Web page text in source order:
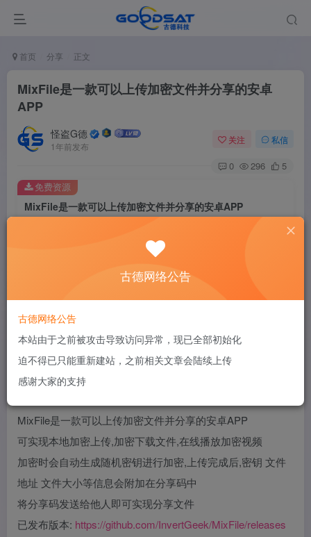
首页 分享 正文
MixFile是一款可以上传加密文件并分享的安卓
APP
怪盗G德
1年前发布
关注 私信
0 296 5
MixFile是一款可以上传加密文件并分享的安卓APP
登录查看
免费资源
无限空间,不限速,加密储存
MixFile 介绍
MixFile是一款可以上传加密文件并分享的安卓APP
可实现本地加密上传,加密下载文件,在线播放加密视频
加密时会自动生成随机密钥进行加密,上传完成后,密钥 文件
地址 文件大小等信息会附加在分享码中
将分享码发送给他人即可实现分享文件
已发布版本: https://github.com/InvertGeek/MixFile/releases
古德网络公告
古德网络公告
本站由于之前被攻击导致访问异常，现已全部初始化
迫不得已只能重新建站，之前相关文章会陆续上传
感谢大家的支持